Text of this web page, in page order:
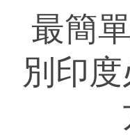
最簡
別印